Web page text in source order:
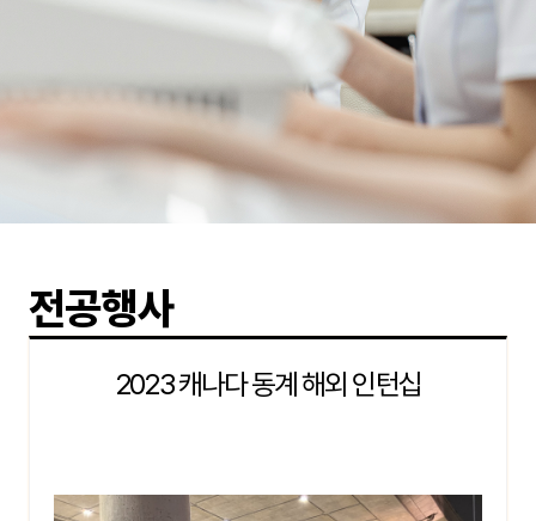
전공행사
2023 캐나다 동계 해외 인턴십